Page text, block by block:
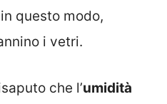
questo modo,
i vetri.
che l’umidità